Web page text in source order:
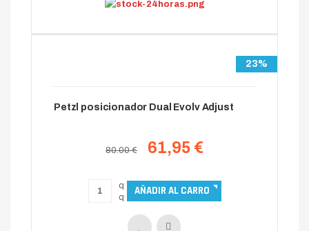
23%
Petzl posicionador Dual Evolv Adjust
80.00 € 61,95 €